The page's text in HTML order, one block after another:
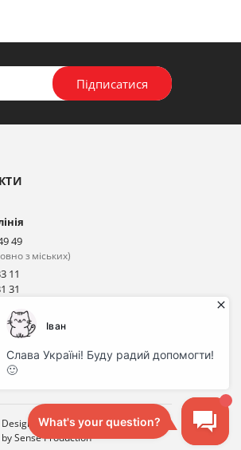
Підписатися
49
з міських)
11
31
гарячої лінії
(без вихідних)
Designed
bySense Production